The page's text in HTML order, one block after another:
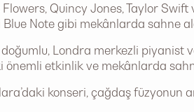
Quincy Jones, Taylor
Blue Note gibi mekânlarda sahne
Londra merkezli piyanist
önemli etkinlik ve mekânlarda
konseri, çağdaş füzyonun